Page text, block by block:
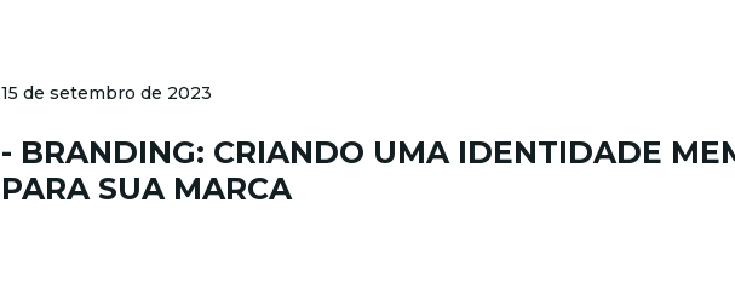
15 de setembro de 2023
- BRANDING: CRIANDO UMA IDENTIDADE
PARA SUA MARCA